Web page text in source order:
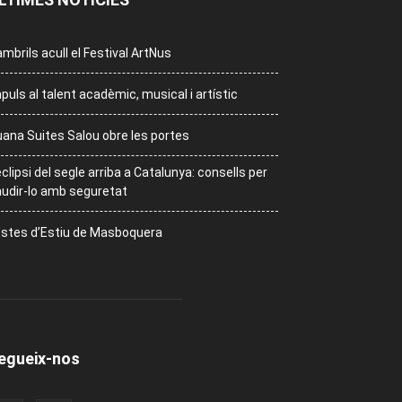
acull el Festival ArtNus
al talent acadèmic, musical i artístic
Suites Salou obre les portes
del segle arriba a Catalunya: consells per
lo amb seguretat
d’Estiu de Masboquera
nos